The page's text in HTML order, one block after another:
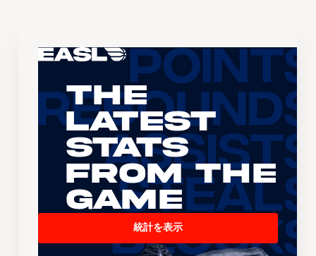
The
Latest
Stats
From the
Game
統計を表示